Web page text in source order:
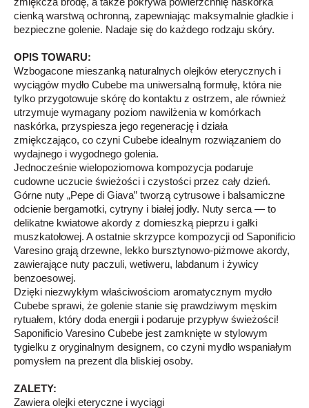
cienką warstwą ochronną, zapewniając maksymalnie gładkie i
bezpieczne golenie. Nadaje się do każdego rodzaju skóry.
OPIS TOWARU:
Wzbogacone mieszanką naturalnych olejków eterycznych i
wyciągów mydło Cubebe ma uniwersalną formułę, która nie
tylko przygotowuje skórę do kontaktu z ostrzem, ale również
utrzymuje wymagany poziom nawilżenia w komórkach
naskórka, przyspiesza jego regenerację i działa
zmiękczająco, co czyni Cubebe idealnym rozwiązaniem do
wydajnego i wygodnego golenia.
Jednocześnie wielopoziomowa kompozycja podaruje
cudowne uczucie świeżości i czystości przez cały dzień.
Górne nuty „Pepe di Giava” tworzą cytrusowe i balsamiczne
odcienie bergamotki, cytryny i białej jodły. Nuty serca — to
delikatne kwiatowe akordy z domieszką pieprzu i gałki
muszkatołowej. A ostatnie skrzypce kompozycji od Saponificio
Varesino grają drzewne, lekko bursztynowo-piżmowe akordy,
zawierające nuty paczuli, wetiweru, labdanum i żywicy
benzoesowej.
Dzięki niezwykłym właściwościom aromatycznym mydło
Cubebe sprawi, że golenie stanie się prawdziwym męskim
rytuałem, który doda energii i podaruje przypływ świeżości!
Saponificio Varesino Cubebe jest zamknięte w stylowym
tygielku z oryginalnym designem, co czyni mydło wspaniałym
pomysłem na prezent dla bliskiej osoby.
ZALETY:
Zawiera olejki eteryczne i wyciągi